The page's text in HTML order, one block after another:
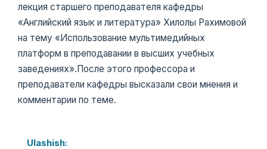
лекция старшего преподавателя кафедры
«Английский язык и литература» Хилолы Рахимовой
на тему «Использование мультимедийных
платформ в преподавании в высших учебных
заведениях».После этого профессора и
преподаватели кафедры высказали свои мнения и
комментарии по теме.
Ulashish: